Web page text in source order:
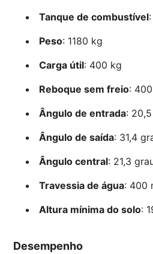
Tanque de combustível
Peso: 1180 kg
Carga útil: 400 kg
Reboque sem freio:
Ângulo de entrada:
Ângulo de saída: 31,4
Ângulo central: 21,3
Travessia de água: 400
Altura mínima do solo:
Desempenho